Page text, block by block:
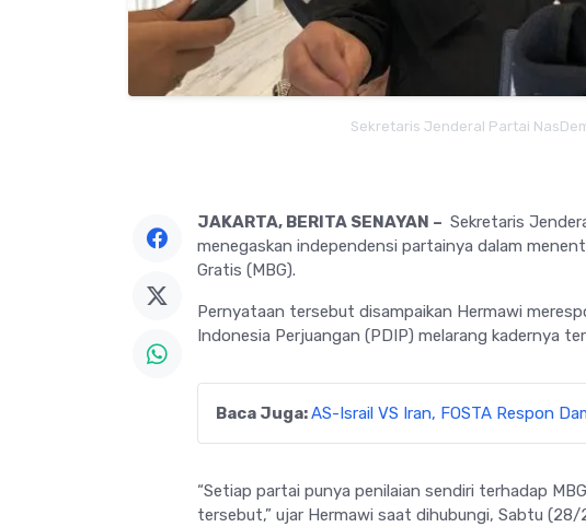
Sekretaris Jenderal Partai
JAKARTA, BERITA SENAYAN – Sekretaris
menegaskan independensi partainya dalam
Gratis (MBG).
Pernyataan tersebut disampaikan Hermawi
Indonesia Perjuangan (PDIP) melarang kadernya
Baca Juga:AS-Israil VS Iran, FOSTA Respon
“Setiap partai punya penilaian sendiri terhadap
tersebut,” ujar Hermawi saat dihubungi, Sabtu